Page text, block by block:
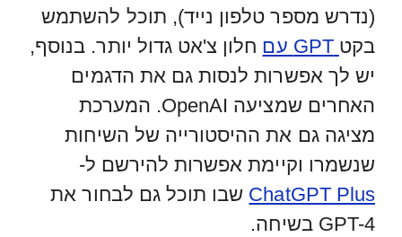
(נדרש מספר טלפון נייד), תוכל להשתמש
בקט GPT עם
חלון צ'אט גדול יותר. בנוסף,
יש לך אפשרות לנסות גם את הדגמים
האחרים שמציעה OpenAI. המערכת
מציגה גם את ההיסטורייה של השיחות
שנשמרו וקיימת אפשרות להירשם ל-
ChatGPT Plus שבו תוכל גם לבחור את
GPT-4 בשיחה.